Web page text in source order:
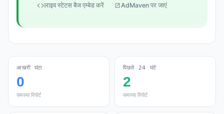
लाइव स्टेटस बैज एम्बेड करें AdMaven पर जाएं
आखरी घंटा
0
समस्या रिपोर्ट
पिछले 24 घंटे
2
समस्या रिपोर्ट